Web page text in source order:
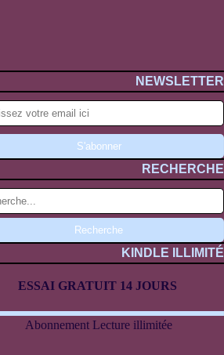
NEWSLETTER
RECHERCHE
KINDLE ILLIMITÉ
ESSAI GRATUIT 14 JOURS
Abonnement Lecture illimitée